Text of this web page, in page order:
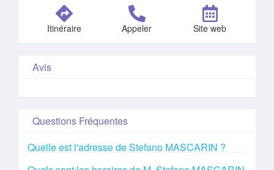
Itinéraire Appeler Site web
Avis
Questions Fréquentes
Quelle est l'adresse de Stefano MASCARIN ?